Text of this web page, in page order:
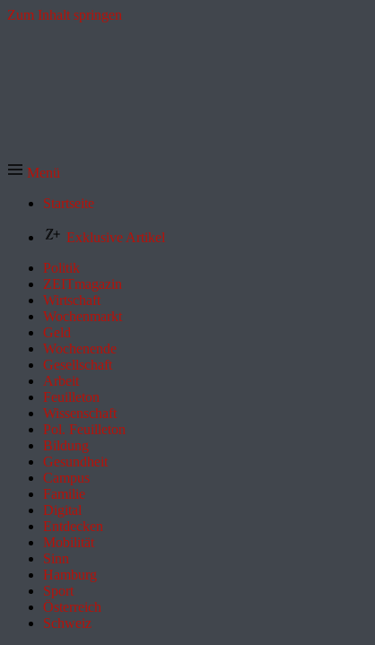
Zum Inhalt springen
Menü
Startseite
Exklusive Artikel
Politik
ZEITmagazin
Wirtschaft
Wochenmarkt
Geld
Wochenende
Gesellschaft
Arbeit
Feuilleton
Wissenschaft
Pol. Feuilleton
Bildung
Gesundheit
Campus
Familie
Digital
Entdecken
Mobilität
Sinn
Hamburg
Sport
Österreich
Schweiz